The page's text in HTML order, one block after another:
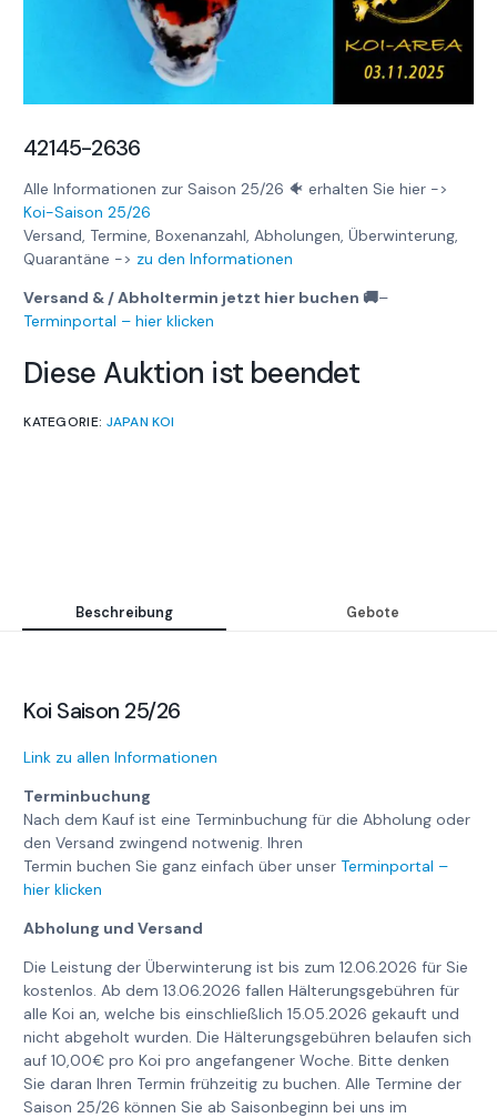
42145-2636
Alle Informationen zur Saison 25/26 🐠 erhalten Sie hier ->
Koi-Saison 25/26
Versand, Termine, Boxenanzahl, Abholungen, Überwinterung,
Quarantäne -> zu den Informationen
Versand & / Abholtermin jetzt hier buchen 🚚–
Terminportal – hier klicken
Diese Auktion ist beendet
KATEGORIE: JAPAN KOI
Beschreibung Gebote
Koi Saison 25/26
Link zu allen Informationen
Terminbuchung
Nach dem Kauf ist eine Terminbuchung für die Abholung oder
den Versand zwingend notwenig. Ihren
Termin buchen Sie ganz einfach über unserTerminportal –
hier klicken
Abholung und Versand
Die Leistung der Überwinterung ist bis zum 12.06.2026 für Sie
kostenlos. Ab dem 13.06.2026 fallen Hälterungsgebühren für
alle Koi an, welche bis einschließlich 15.05.2026 gekauft und
nicht abgeholt wurden. Die Hälterungsgebühren belaufen sich
auf 10,00€ pro Koi pro angefangener Woche. Bitte denken
Sie daran Ihren Termin frühzeitig zu buchen. Alle Termine der
Saison 25/26 können Sie ab Saisonbeginn bei uns im